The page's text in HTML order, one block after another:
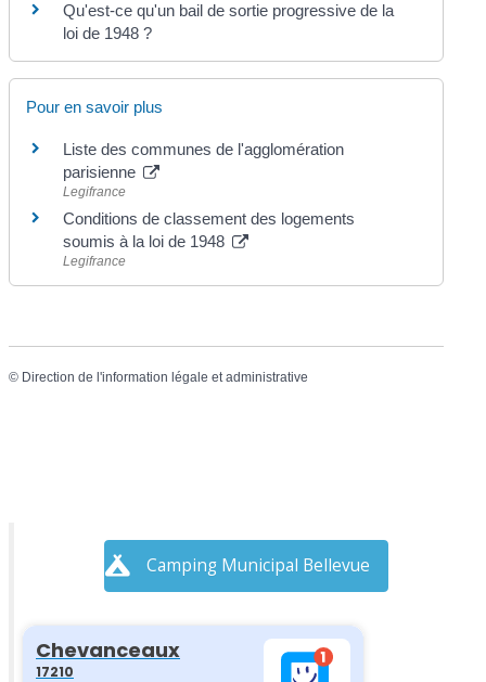
Qu'est-ce qu'un bail de sortie progressive de la
loi de 1948 ?
Pour en savoir plus
Liste des communes de l'agglomération
parisienne
Legifrance
Conditions de classement des logements
soumis à la loi de 1948
Legifrance
© Direction de l'information légale et administrative
Camping Municipal Bellevue